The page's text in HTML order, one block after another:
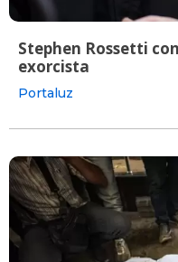
Stephen Rossetti
exorcista
Portaluz